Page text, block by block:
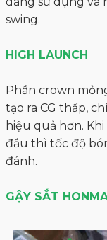
swing.
HIGH LAUNCH
Phần crown
tạo ra CG thấp,
hiệu quả hơn.
đầu thì tốc độ
đánh.
GẬY SẮT